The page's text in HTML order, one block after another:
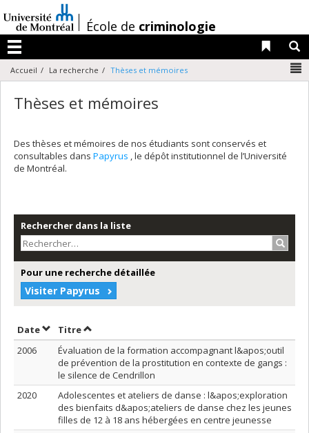
au
contenu
/École de criminologie
Menu
Liens
Accueil La recherche Thèses et mémoires
Thèses et mémoires
Des thèses et mémoires de nos étudiants sont conservés et
consultables dans Papyrus , le dépôt institutionnel de l’Université
de Montréal.
Rechercher dans la liste
Pour une recherche détaillée
Visiter Papyrus
DateTrier par date en ordre croissant
TitreTrier par titre en ordre croissant
2006
Évaluation de la formation accompagnant l&apos;outil
de prévention de la prostitution en contexte de gangs :
le silence de Cendrillon
2020
Adolescentes et ateliers de danse : l&apos;exploration
des bienfaits d&apos;ateliers de danse chez les jeunes
filles de 12 à 18 ans hébergées en centre jeunesse